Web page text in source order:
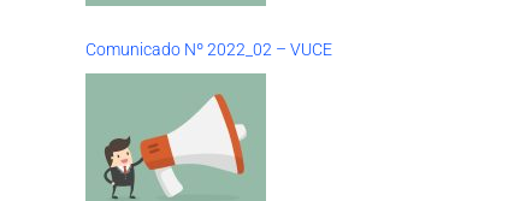
Comunicado Nº 2022_02 – VUCE